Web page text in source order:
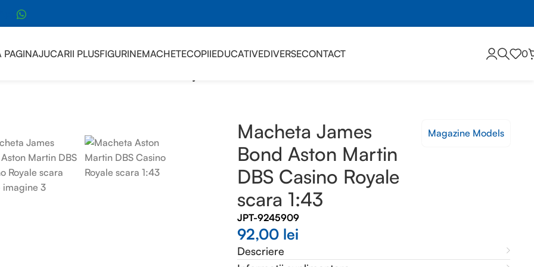
PAGINAJUCARII PLUSFIGURINEMACHETECOPIIEDUCATIVEDIVERSECONTACT
0
Macheta James
Bond Aston Martin
DBS Casino Royale
scara 1:43
Magazine Models
JPT-9245909
92,00 lei
Descriere